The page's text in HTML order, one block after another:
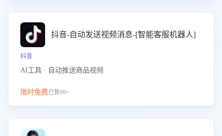
抖音-自动发送视频消息-[智能客服机器人]
抖音
AI工具 · 自动推送商品视频
限时免费已售99+